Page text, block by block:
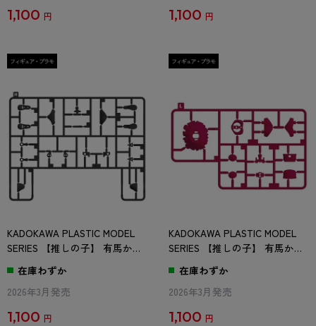
1,100 円 1,100 円
KADOKAWA PLASTIC MODEL
SERIES 【推しの子】 有馬かな
/ 有馬かな DX ver. Hパーツ
在庫わずか
2026年3月発売
1,100 円
KADOKAWA PLASTIC MODEL
SERIES 【推しの子】 有馬かな
/ 有馬かな DX ver. Lパーツ
在庫わずか
2026年3月発売
1,100 円